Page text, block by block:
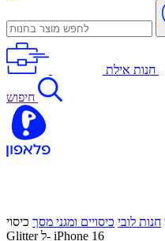
חנות אילת
חיפוש
חנות לובי כיסויים ומגני מסך כיסוי Grip Case Crystal
Glitter ל- iPhone 16